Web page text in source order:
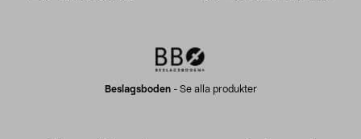
Beslagsboden- Se alla produkter